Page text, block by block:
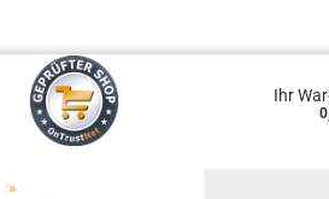
Ihr
»